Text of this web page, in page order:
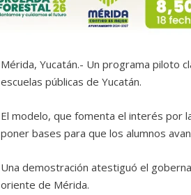
Mérida, Yucatán.- Un programa piloto
escuelas públicas de Yucatán.
El modelo, que fomenta el interés por
poner bases para que los alumnos
Una demostración atestiguó el
oriente de Mérida.